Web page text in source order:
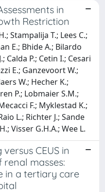
in
Restriction
Stampalija T.; Lees C.;
E.; Bhide A.; Bilardo
Calda P.; Cetin I.; Cesari
E.; Ganzevoort W.;
W.; Hecher K.;
P.; Lobmaier S.M.;
F.; Myklestad K.;
L.; Richter J.; Sande
Visser G.H.A.; Wee L.
CEUS in
masses:
in a tertiary care